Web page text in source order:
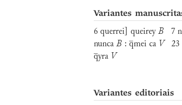
Variantes
6 querrei] queirey B 7
nunca B : q̅mei ca V 23
q̅yra V
Variantes editoriais